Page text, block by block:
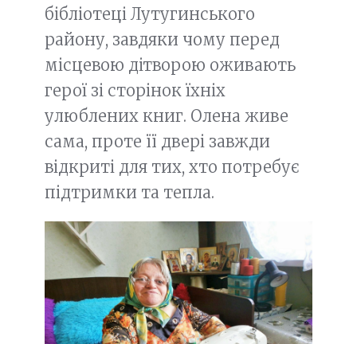
бібліотеці Лутугинського
району, завдяки чому перед
місцевою дітворою оживають
герої зі сторінок їхніх
улюблених книг. Олена живе
сама, проте її двері завжди
відкриті для тих, хто потребує
підтримки та тепла.